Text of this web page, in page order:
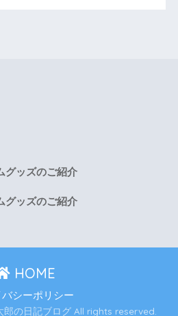
グッズのご紹介
グッズのご紹介
HOME
バシーポリシー
の日記ブログ All rights reserved.